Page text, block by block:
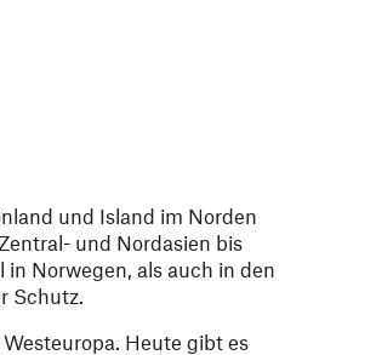
und Island im Norden
und Nordasien bis
Norwegen, als auch in den
Schutz.
Heute gibt es